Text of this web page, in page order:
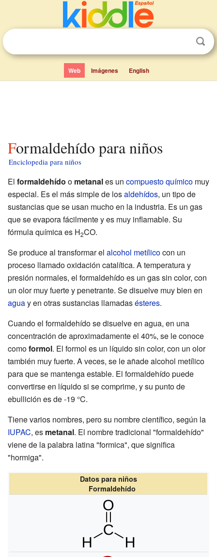
Web Imágenes English
Formaldehído para niños
Enciclopedia para niños
El formaldehído o metanales un compuesto químico muy
especial. Es el más simple de losaldehídos, un tipo de
sustancias que se usan mucho en la industria. Es un gas
que se evapora fácilmente y es muy inflamable. Su
fórmula química es H2CO.
Se produce al transformar el alcohol metílicocon un
proceso llamado oxidación catalítica. A temperatura y
presión normales, el formaldehído es un gas sin color, con
un olor muy fuerte y penetrante. Se disuelve muy bien en
aguay en otras sustancias llamadasésteres.
Cuando el formaldehído se disuelve en agua, en una
concentración de aproximadamente el 40%, se le conoce
comoformol. El formol es un líquido sin color, con un olor
también muy fuerte. A veces, se le añade alcohol metílico
para que se mantenga estable. El formaldehído puede
convertirse en líquido si se comprime, y su punto de
ebullición es de -19 °C.
Tiene varios nombres, pero su nombre científico, según la
IUPAC, es metanal. El nombre tradicional "formaldehído"
viene de la palabra latina "formica", que significa
"hormiga".
Datos para niños
Formaldehído